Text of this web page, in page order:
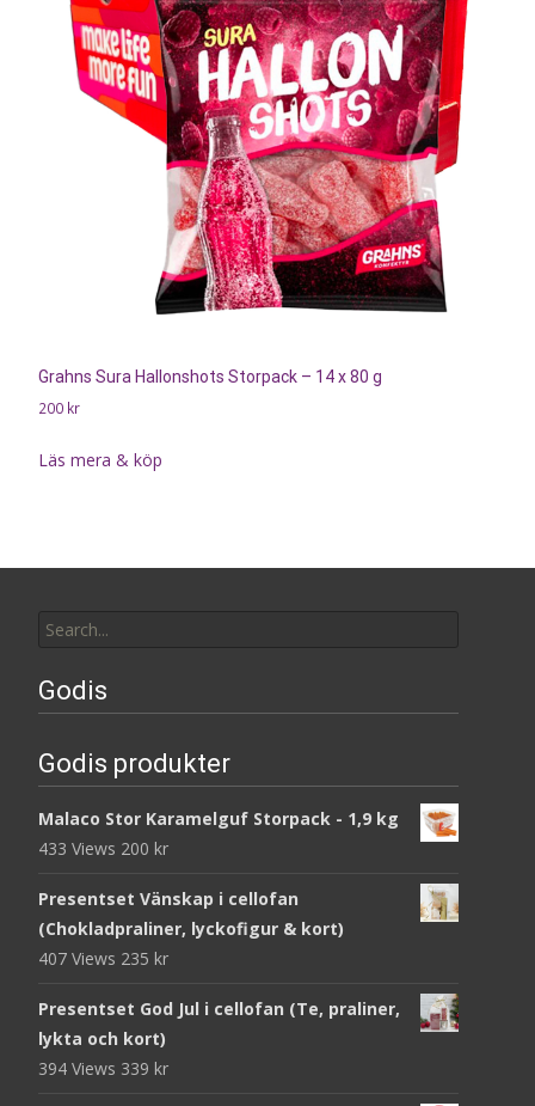
Grahns Sura Hallonshots Storpack – 14 x 80 g
200 kr
Läs mera & köp
for:
Godis
Godis produkter
Malaco Stor Karamelguf Storpack - 1,9 kg
433 Views 200 kr
Presentset Vänskap i cellofan
(Chokladpraliner, lyckofigur & kort)
407 Views 235 kr
Presentset God Jul i cellofan (Te, praliner,
lykta och kort)
394 Views 339 kr